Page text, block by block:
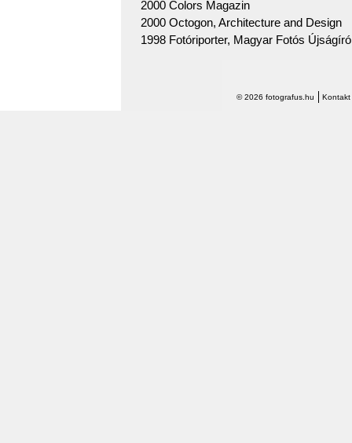
2000 Colors Magazin
2000 Octogon, Architecture and Design
1998 Fotóriporter, Magyar Fotós
© 2026 fotografus.hu Kontakt